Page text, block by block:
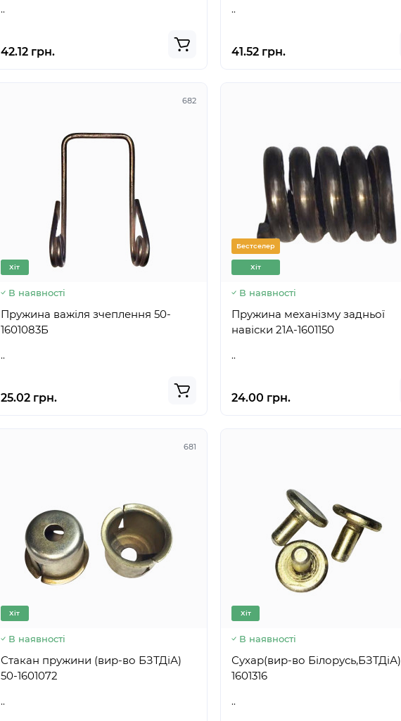
..
42.12 грн.
..
41.52 грн.
682
Хіт
В наявності
Пружина важіля зчеплення 50-
1601083Б
..
25.02 грн.
Бестселер
Хіт
В наявності
Пружина механізму задньої
навіски 21А-1601150
..
24.00 грн.
681
Хіт
В наявності
Стакан пружини (вир-во БЗТДіА)
50-1601072
..
Хіт
В наявності
Сухар(вир-во Білорусь,БЗТДіА) 142-
1601316
..